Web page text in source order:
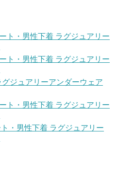
ト・男性下着 ラグジュアリー
ト・男性下着 ラグジュアリー
グジュアリーアンダーウェア
ト・男性下着 ラグジュアリー
・男性下着 ラグジュアリー